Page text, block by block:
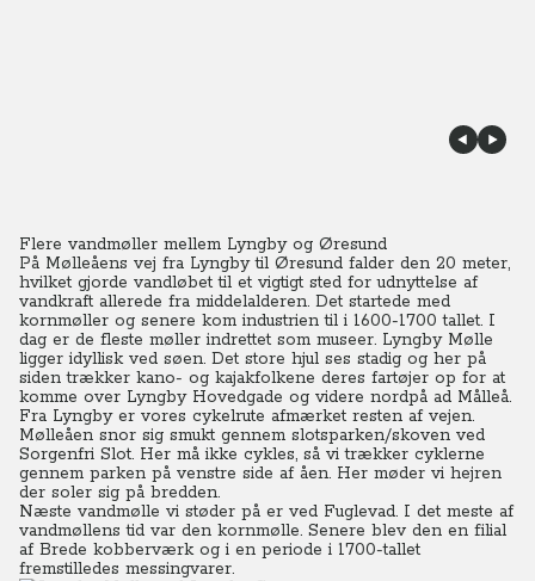
Flere vandmøller mellem Lyngby og Øresund
På Mølleåens vej fra Lyngby til Øresund falder den 20 meter,
hvilket gjorde vandløbet til et vigtigt sted for udnyttelse af
vandkraft allerede fra middelalderen. Det startede med
kornmøller og senere kom industrien til i 1600-1700 tallet. I
dag er de fleste møller indrettet som museer. Lyngby Mølle
ligger idyllisk ved søen. Det store hjul ses stadig og her på
siden trækker kano- og kajakfolkene deres fartøjer op for at
komme over Lyngby Hovedgade og videre nordpå ad Målleå.
Fra Lyngby er vores cykelrute afmærket resten af vejen.
Mølleåen snor sig smukt gennem slotsparken/skoven ved
Sorgenfri Slot. Her må ikke cykles, så vi trækker cyklerne
gennem parken på venstre side af åen. Her møder vi hejren
der soler sig på bredden.
Næste vandmølle vi støder på er ved Fuglevad. I det meste af
vandmøllens tid var den kornmølle. Senere blev den en filial
af Brede kobberværk og i en periode i 1700-tallet
fremstilledes messingvarer.